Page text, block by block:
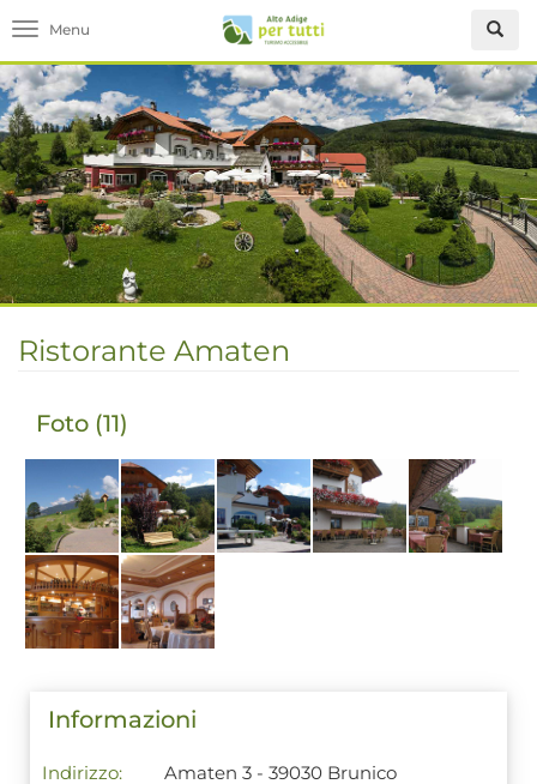
Toggle navigation
Ristorante Amaten
Foto (11)
Informazioni
Indirizzo:
Amaten 3 - 39030 Brunico